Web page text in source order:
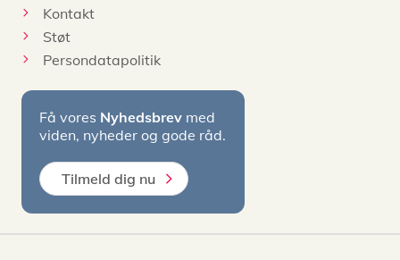
Kontakt
Støt
Persondatapolitik
Få vores Nyhedsbrev med
viden, nyheder og gode råd.
Tilmeld dig nu